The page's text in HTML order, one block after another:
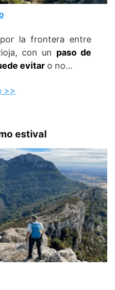
la frontera entre
con un paso de
evitar o no…
>>
estival